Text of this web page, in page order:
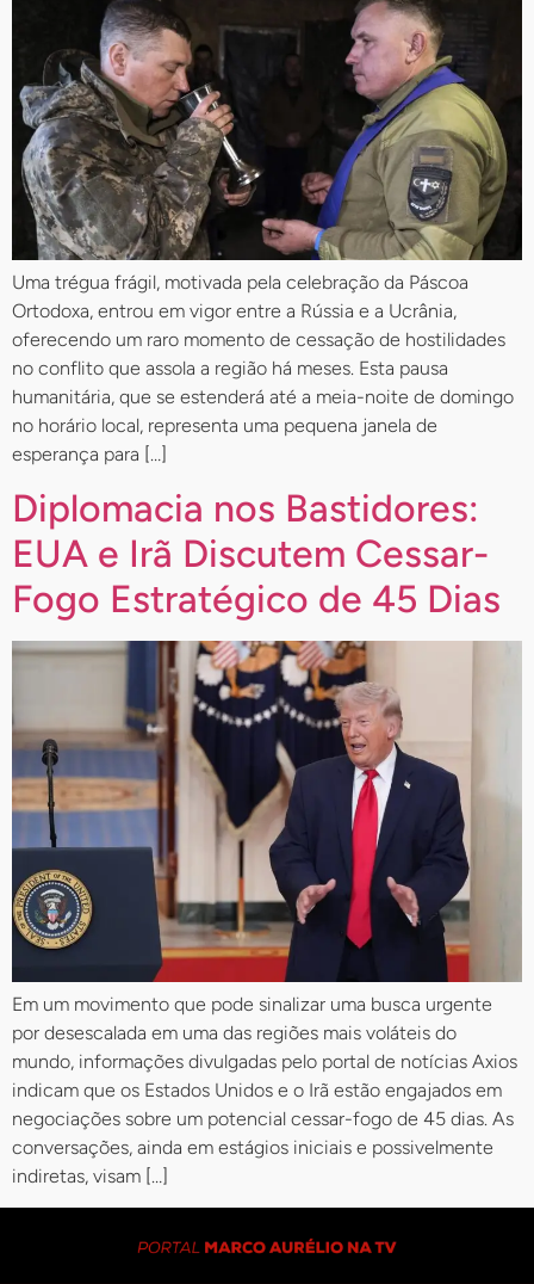
Uma trégua frágil, motivada pela celebração da Páscoa
Ortodoxa, entrou em vigor entre a Rússia e a Ucrânia,
oferecendo um raro momento de cessação de hostilidades
no conflito que assola a região há meses. Esta pausa
humanitária, que se estenderá até a meia-noite de domingo
no horário local, representa uma pequena janela de
esperança para […]
Diplomacia nos Bastidores:
EUA e Irã Discutem Cessar-
Fogo Estratégico de 45 Dias
Em um movimento que pode sinalizar uma busca urgente
por desescalada em uma das regiões mais voláteis do
mundo, informações divulgadas pelo portal de notícias Axios
indicam que os Estados Unidos e o Irã estão engajados em
negociações sobre um potencial cessar-fogo de 45 dias. As
conversações, ainda em estágios iniciais e possivelmente
indiretas, visam […]